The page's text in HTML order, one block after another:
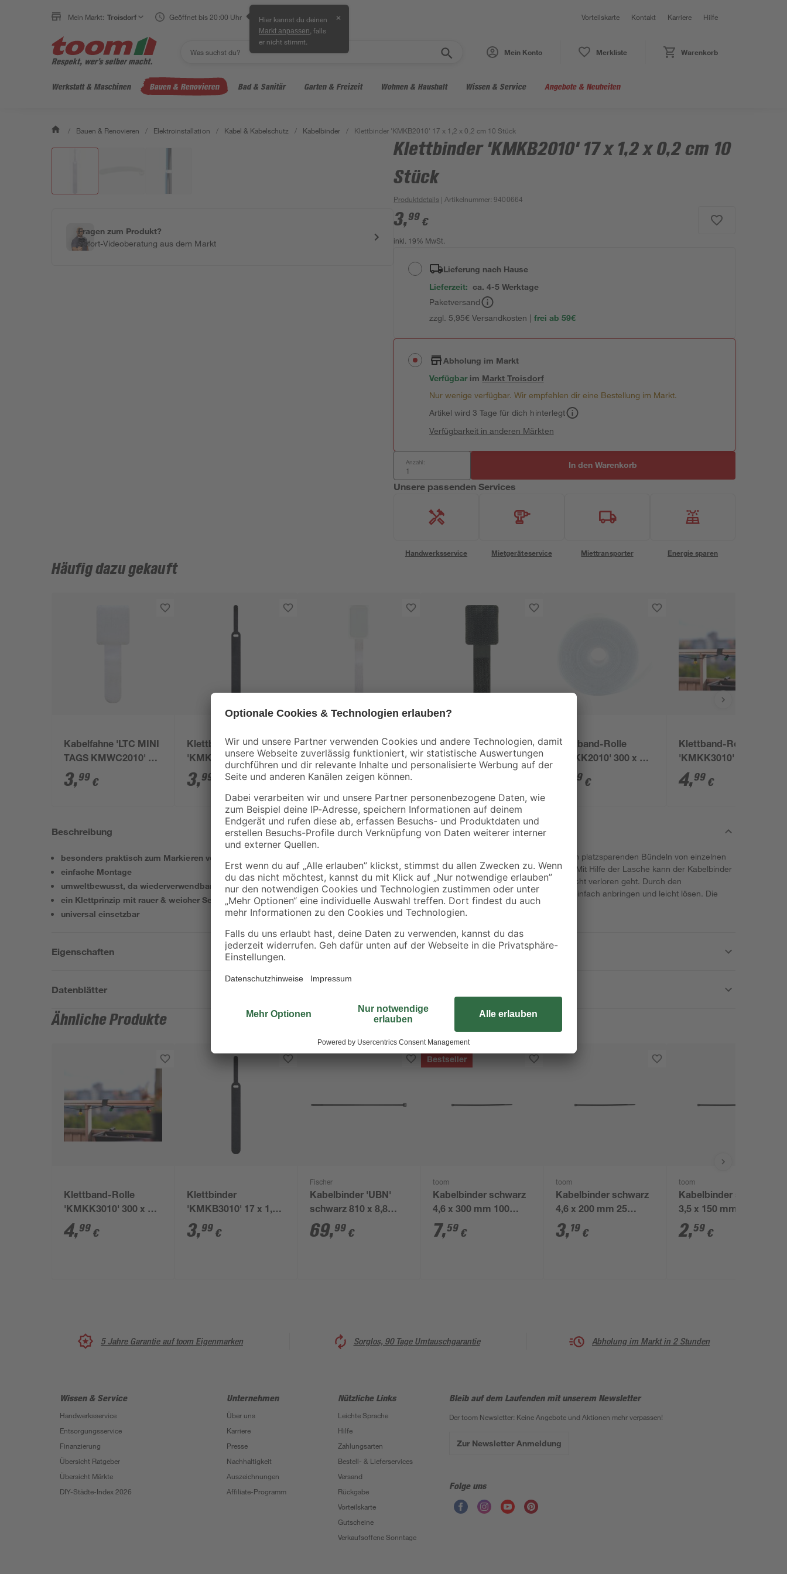
Mein Markt: Troisdorf Geöffnet bis 20:00 Uhr Hier kannst du deinen
Markt anpassen , falls
er nicht stimmt.
✕ Vorteilskarte Kontakt Karriere Hilfe
Mein Konto Merkliste Warenkorb
Werkstatt & Maschinen Bauen & Renovieren Bad & Sanitär Garten & Freizeit Wohnen & Haushalt Wissen & Service Angebote & Neuheiten
/ Bauen & Renovieren / Elektroinstallation / Kabel & Kabelschutz / Kabelbinder / Klettbinder 'KMKB2010' 17 x 1,2 x 0,2 cm 10 Stück
Fragen zum Produkt?
Sofort-Videoberatung aus dem Markt
Klettbinder 'KMKB2010' 17 x 1,2 x 0,2 cm 10
Stück
Produktdetails | Artikelnummer:9400664
3,99 €
inkl. 19% MwSt.
Lieferung nach Hause
Lieferzeit: ca. 4-5 Werktage
Paketversand
zzgl. 5,95€ Versandkosten | frei ab 59€
Abholung im Markt
Verfügbar im MarktTroisdorf
Nur wenige verfügbar. Wir empfehlen dir eine Bestellung im Markt.
Artikel wird 3 Tage für dich hinterlegt
Verfügbarkeit in anderen Märkten
Anzahl: In den Warenkorb
Unsere passenden Services
Handwerksservice Mietgeräteservice Miettransporter Energie sparen
Häufig dazu gekauft
Kabelfahne 'LTC MINI
TAGS KMWC2010' 9 x
1,2 x 0,2 cm 10 Stück
3,99 €
Klettbinder
'KMKB3010' 17 x 1,2
x 0,2 cm 10 Stück
3,99
Klett-
Beschriftungsstreifen
'KMBS2010' 9 x 1,2 x
4,99 €
Klett-Wandclip
'KMWC3010' 9 x 1,2 x
Klettband-Rolle
'KMKK2010' 300 x 1,2
x 0,2 cm
99 €
Klettband-Rolle
'KMKK3010' 300 x 1,2
x 0,2 cm
4,99 €
Beschreibung
besonders praktisch zum Markieren von Kabeln
einfache Montage
umweltbewusst, da wiederverwendbar
ein Klettprinzip mit rauer & weicher Seite
universal einsetzbar
Diese Kabelbinder von Schwaiger kannst du zum platzsparenden Bündeln von einzelnen
Kabeln, Leitungen und Schläuchen verwenden. Mit Hilfe der Lasche kann der Kabelbinder
an einem Kabel fixiert werden, so dass dieser nicht verloren geht. Durch den
Klettverschluss kannst du die Kabelbinder sehr einfach anbringen und leicht lösen. Die
Kabelbinder sind mehrfach wiederverwendbar.
Eigenschaften
Datenblätter
Ähnliche Produkte
Klettband-Rolle
'KMKK3010' 300 x 1,2
x 0,2 cm
4,99 €
Klettbinder
'KMKB3010' 17 x 1,2
x 0,2 cm 10 Stück
3,99 €
Fischer
Kabelbinder 'UBN'
schwarz 810 x 8,8
mm, 100 Stück
69,99 €
Bestseller
toom
Kabelbinder schwarz
4,6 x 300 mm 100
Stück
7,59 €
toom
Kabelbinder schwarz
4,6 x 200 mm 25
Stück
3,19 €
toom
Kabelbinder schwarz
3,5 x 150 mm 25
Stück
2,59 €
5 Jahre Garantie auf toom Eigenmarken Sorglos, 90 Tage Umtauschgarantie Abholung im Markt in 2 Stunden
Wissen & Service
Handwerksservice
Entsorgungsservice
Finanzierung
Übersicht Ratgeber
Übersicht Märkte
DIY-Städte-Index 2026
Unternehmen
Über uns
Karriere
Presse
Nachhaltigkeit
Auszeichnungen
Affiliate-Programm
Nützliche Links
Leichte Sprache
Hilfe
Zahlungsarten
Bestell- & Lieferservices
Versand
Rückgabe
Vorteilskarte
Gutscheine
Verkaufsoffene Sonntage
Bleib auf dem Laufenden mit unserem Newsletter
Der toom Newsletter: Keine Angebote und Aktionen mehr verpassen!
Zur Newsletter Anmeldung
Folge uns